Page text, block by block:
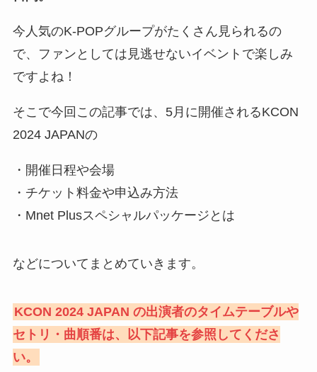
今人気のK-POPグループがたくさん見られるの
で、ファンとしては見逃せないイベントで楽しみ
ですよね！
そこで今回この記事では、5月に開催されるKCON
2024 JAPANの
・開催日程や会場
・チケット料金や申込み方法
・Mnet Plusスペシャルパッケージとは
などについてまとめていきます。
KCON 2024 JAPAN の出演者のタイムテーブルや
セトリ・曲順番は、以下記事を参照してくださ
い。